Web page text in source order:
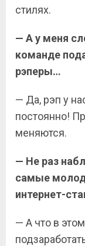
стилях.
— А у меня
команде
рэперы…
— Да, рэп у
постоянно!
меняются.
— Не раз
самые
интернет-
— А что в